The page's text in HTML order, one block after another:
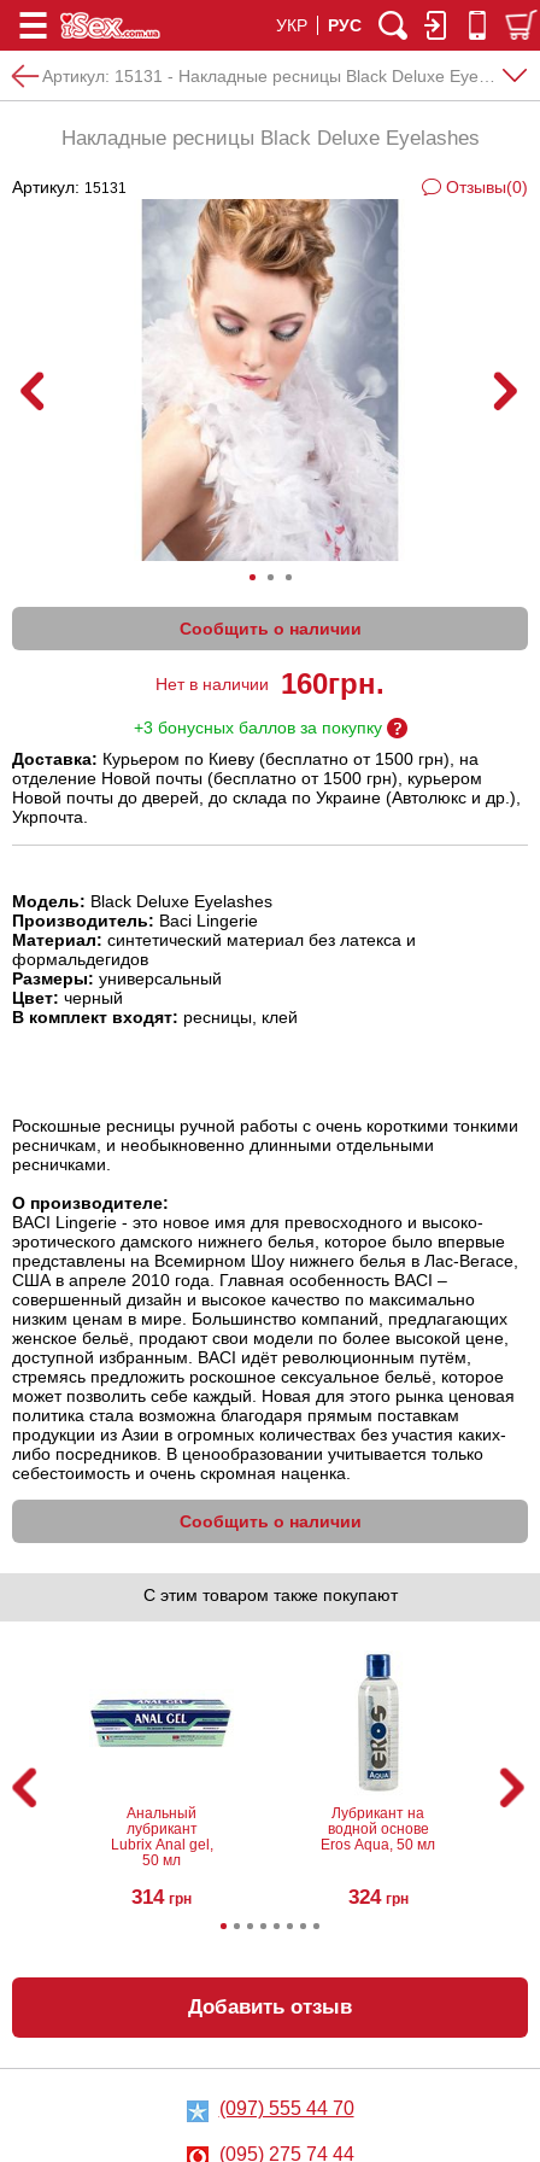
УКР РУС
Артикул: 15131 - Накладные ресницы Black Deluxe Eyelashes
Накладные ресницы Black Deluxe Eyelashes
Артикул: 15131 Отзывы(0)
Сообщить о наличии
Нет в наличии 160грн.
+3 бонусных баллов за покупку
Доставка: Курьером по Киеву (бесплатно от 1500 грн), на
отделение Новой почты (бесплатно от 1500 грн), курьером
Новой почты до дверей, до склада по Украине (Автолюкс и др.),
Укрпочта.
Модель: Black Deluxe Eyelashes
Производитель: Baci Lingerie
Материал: синтетический материал без латекса и
формальдегидов
Размеры: универсальный
Цвет: черный
В комплект входят: ресницы, клей
Роскошные ресницы ручной работы с очень короткими тонкими
ресничкам, и необыкновенно длинными отдельными
ресничками.
О производителе:
BACI Lingerie - это новое имя для превосходного и высоко-
эротического дамского нижнего белья, которое было впервые
представлены на Всемирном Шоу нижнего белья в Лас-Вегасе,
США в апреле 2010 года. Главная особенность BACI –
совершенный дизайн и высокое качество по максимально
низким ценам в мире. Большинство компаний, предлагающих
женское бельё, продают свои модели по более высокой цене,
доступной избранным. BACI идёт революционным путём,
стремясь предложить роскошное сексуальное бельё, которое
может позволить себе каждый. Новая для этого рынка ценовая
политика стала возможна благодаря прямым поставкам
продукции из Азии в огромных количествах без участия каких-
либо посредников. В ценообразовании учитывается только
себестоимость и очень скромная наценка.
Сообщить о наличии
С этим товаром также покупают
Анальный
лубрикант
Lubrix Anal gel,
50 мл
314 грн
Лубрикант на
водной основе
Eros Aqua, 50 мл
324 грн
Анальный
лубрикант на
водной основе
Металлическая
пробка Slash, S
Добавить отзыв
(097) 555 44 70
(095) 275 74 44